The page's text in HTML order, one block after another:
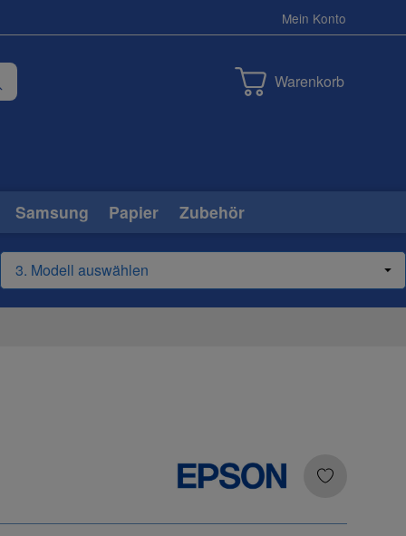
Mein Konto
Warenkorb
Samsung Papier Zubehör